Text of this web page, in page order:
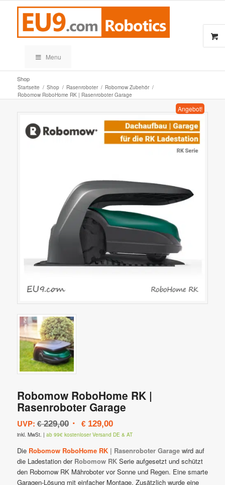
Menu
Shop
Startseite / Shop / Rasenroboter / Robomow Zubehör /
Robomow RoboHome RK | Rasenroboter Garage
Angebot!
Robomow RoboHome RK |
Rasenroboter Garage
UVP: €229,00 Ursprünglicher
Preis
war:
€ 229,00
€129,00Aktueller
Preis
ist:
€ 129,00.
inkl. MwSt. | ab 99€ kostenloser Versand DE & AT
Die Robomow RoboHome RK | Rasenroboter Garagewird auf
die Ladestation der Robomow RKSerie aufgesetzt und schützt
den Robomow RK Mähroboter vor Sonne und Regen. Eine smarte
Garagen-Lösung mit einfacher Montage. Zusätzlich wurde eine